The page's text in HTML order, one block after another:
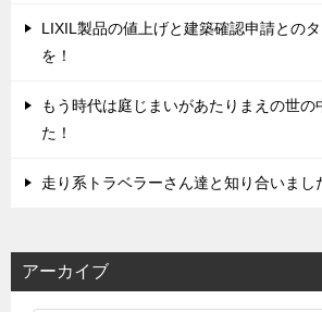
LIXIL製品の値上げと建築確認申請との
を！
もう時代は庭じまいがあたりまえの世の
た！
走り系トラベラーさん達と知り合いまし
アーカイブ